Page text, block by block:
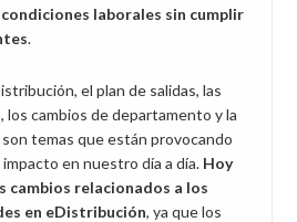
laborales sin cumplir
.
el plan de salidas, las
los cambios de departamento y la
temas que están provocando
en nuestro día a día. Hoy
cambios relacionados a los
en eDistribución, ya que los